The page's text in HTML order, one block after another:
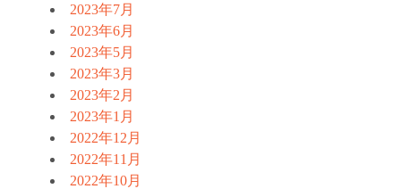
2023年7月
2023年6月
2023年5月
2023年3月
2023年2月
2023年1月
2022年12月
2022年11月
2022年10月